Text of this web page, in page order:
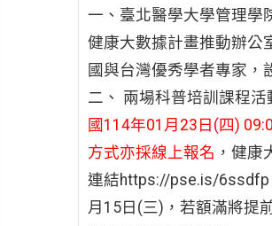
一、臺北醫學大學管理學
健康大數據計畫推動辦公
國與台灣優秀學者專家，
二、 兩場科普培訓課程活
國114年01月23日(四)
方式亦採線上報名 ，健
連結https://pse.is/6ssdfp
月15日(三)，若額滿將提